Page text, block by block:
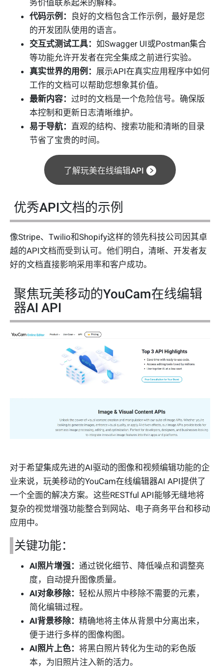
务价值联系起来的解释。
代码示例：
良好的文档包含工作示例，最好是您
的开发团队使用的语言。
交互式测试工具： 如Swagger UI或Postman集合
等功能允许开发者在完全集成之前进行实验。
真实世界的用例： 展示API在真实应用程序中如何
工作的文档可以帮助您想象其价值。
最新内容： 过时的文档是一个危险信号。确保版
本控制和更新日志清晰维护。
易于导航： 直观的结构、搜索功能和清晰的目录
节省了宝贵的时间。
了解玩美在线编辑API
优秀API文档的示例
像Stripe、Twilio和Shopify这样的领先科技公司因其卓
越的API文档而受到认可。他们明白，清晰、开发者友
好的文档直接影响采用率和客户成功。
聚焦玩美移动的YouCam在线编辑
器AI API
对于希望集成先进的AI驱动的图像和视频编辑功能的企
业来说，玩美移动的YouCam在线编辑器AI API提供了
一个全面的解决方案。这些RESTful API能够无缝地将
复杂的视觉增强功能整合到网站、电子商务平台和移动
应用中。
关键功能：
AI照片增强： 通过锐化细节、降低噪点和调整亮
度，自动提升图像质量。
AI对象移除： 轻松从照片中移除不需要的元素，
简化编辑过程。
AI背景移除： 精确地将主体从背景中分离出来，
便于进行多样的图像构图。
AI照片上色： 将黑白照片转化为生动的彩色版
本，为旧照片注入新的活力。